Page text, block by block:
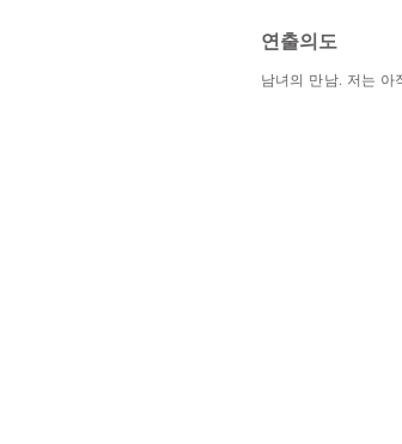
​연출의도
남녀의 만남. 저는 아